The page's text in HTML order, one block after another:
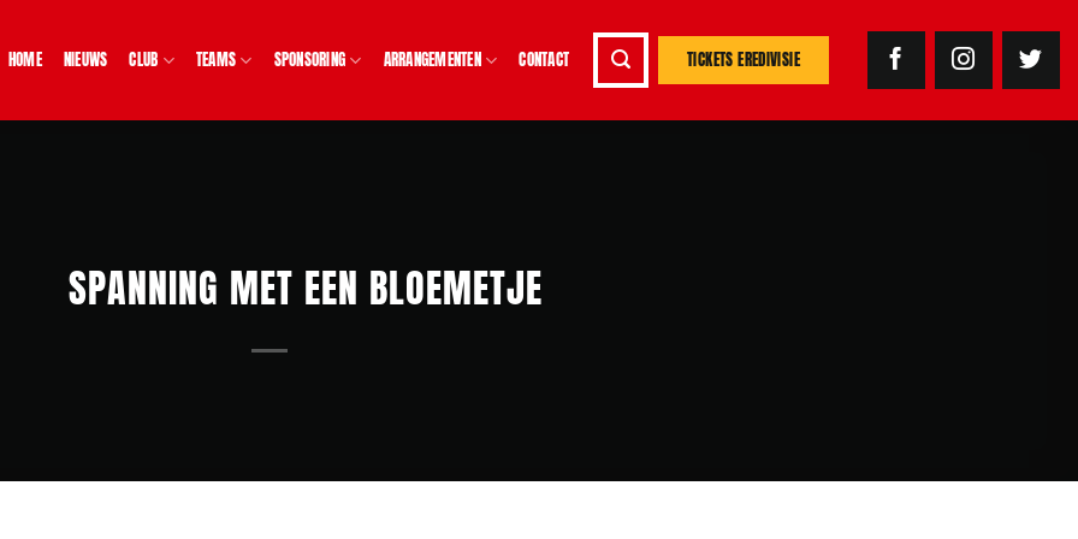
HOME NIEUWS CLUB TEAMS SPONSORING ARRANGEMENTEN CONTACT TICKETS EREDIVISIE
SPANNING MET EEN BLOEMETJE